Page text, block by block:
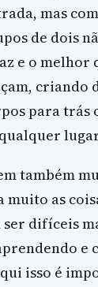
mas
de dois
e o melhor
criando
para trás
também
as
difíceis
e
isso é